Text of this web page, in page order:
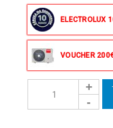
istý deň okrem
VOUCHER